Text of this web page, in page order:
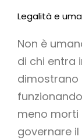
Legalità e
Non è
di chi entra
dimostrano
meno morti
governare